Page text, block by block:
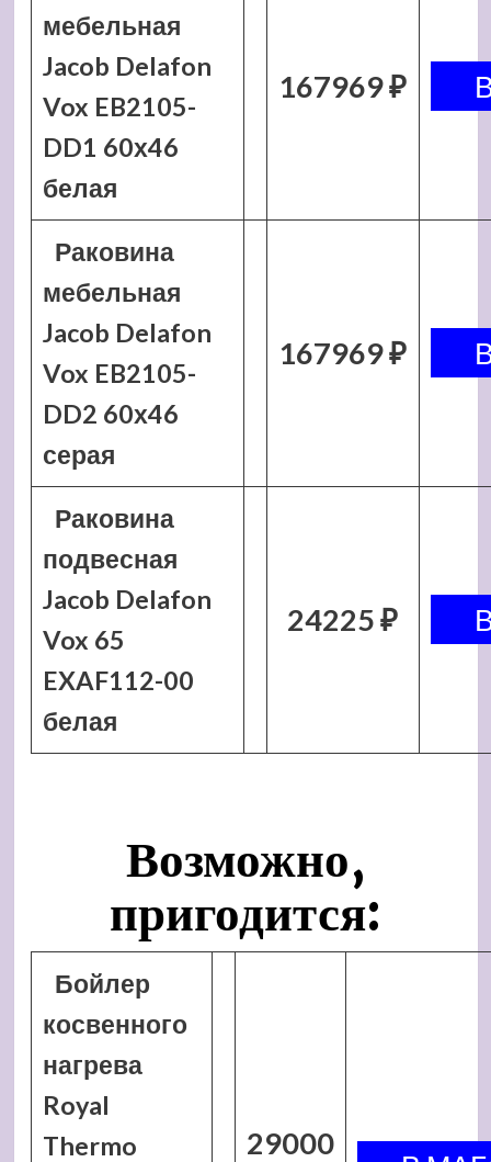
мебельная
Jacob Delafon
Vox EB2105-
DD1 60х46
белая
167969 ₽
Раковина
мебельная
Jacob Delafon
Vox EB2105-
DD2 60х46
серая
167969 ₽
Раковина
подвесная
Jacob Delafon
Vox 65
EXAF112-00
белая
24225 ₽
Возможно,
пригодится:
Бойлер
косвенного
нагрева
Royal
Thermo
29000